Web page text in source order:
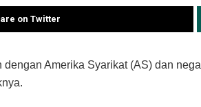
on Twitter
Amerika Syarikat (AS) dan